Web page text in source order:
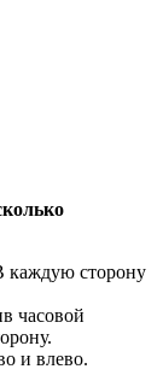
каждую сторону
часовой
и влево.